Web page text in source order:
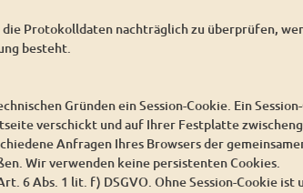
die Protokolldaten nachträglich zu überprüfen,
besteht.
Gründen ein Session-Cookie. Ein
verschickt und auf Ihrer Festplatte
Anfragen Ihres Browsers der
Wir verwenden keine persistenten Cookies.
6 Abs. 1 lit. f) DSGVO. Ohne Session-Cookie